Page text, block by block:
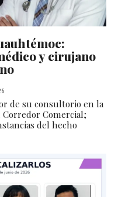
y cirujano
de su consultorio en la
Comercial;
del hecho